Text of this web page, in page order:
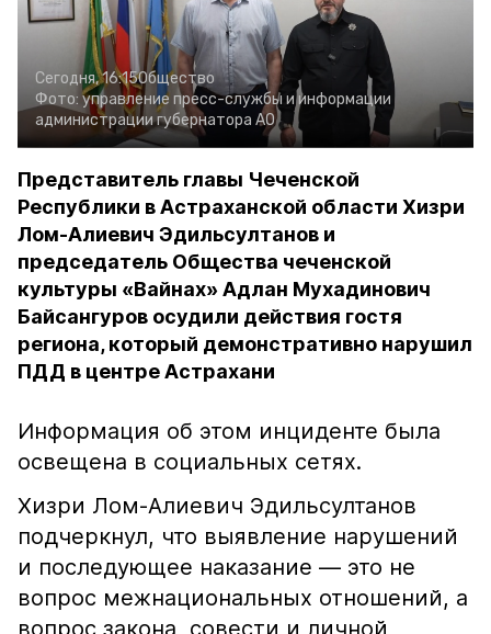
Сегодня, 16:15Общество
Фото: управление пресс-службы и информации
администрации губернатора АО
Представитель главы Чеченской
Республики в Астраханской области Хизри
Лом-Алиевич Эдильсултанов и
председатель Общества чеченской
культуры «Вайнах» Адлан Мухадинович
Байсангуров осудили действия гостя
региона, который демонстративно нарушил
ПДД в центре Астрахани
Информация об этом инциденте была
освещена в социальных сетях.
Хизри Лом-Алиевич Эдильсултанов
подчеркнул, что выявление нарушений
и последующее наказание — это не
вопрос межнациональных отношений, а
вопрос закона, совести и личной